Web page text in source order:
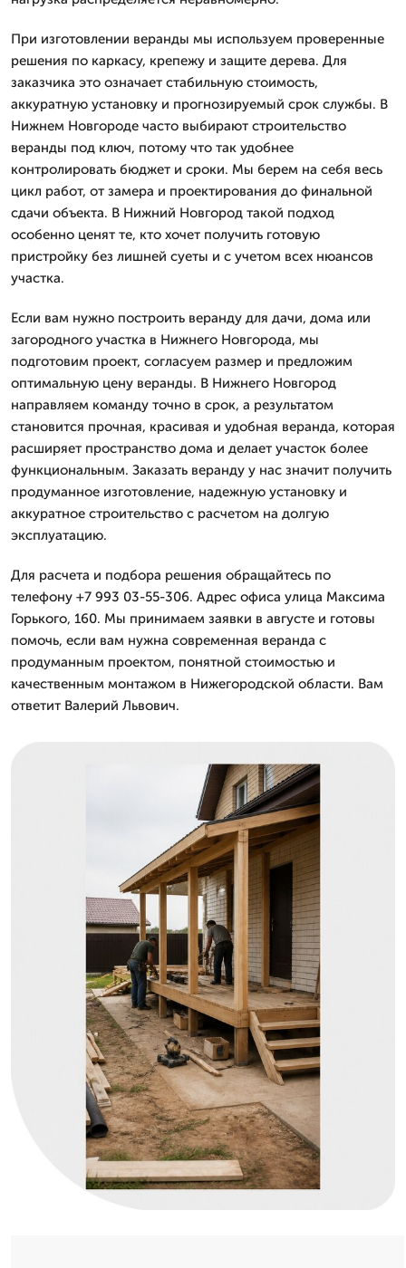
При изготовлении веранды мы используем проверенные
решения по каркасу, крепежу и защите дерева. Для
заказчика это означает стабильную стоимость,
аккуратную установку и прогнозируемый срок службы. В
Нижнем Новгороде часто выбирают строительство
веранды под ключ, потому что так удобнее
контролировать бюджет и сроки. Мы берем на себя весь
цикл работ, от замера и проектирования до финальной
сдачи объекта. В Нижний Новгород такой подход
особенно ценят те, кто хочет получить готовую
пристройку без лишней суеты и с учетом всех нюансов
участка.
Если вам нужно построить веранду для дачи, дома или
загородного участка в Нижнего Новгорода, мы
подготовим проект, согласуем размер и предложим
оптимальную цену веранды. В Нижнего Новгород
направляем команду точно в срок, а результатом
становится прочная, красивая и удобная веранда, которая
расширяет пространство дома и делает участок более
функциональным. Заказать веранду у нас значит получить
продуманное изготовление, надежную установку и
аккуратное строительство с расчетом на долгую
эксплуатацию.
Для расчета и подбора решения обращайтесь по
телефону +7 993 03-55-306. Адрес офиса улица Максима
Горького, 160. Мы принимаем заявки в августе и готовы
помочь, если вам нужна современная веранда с
продуманным проектом, понятной стоимостью и
качественным монтажом в Нижегородской области. Вам
ответит Валерий Львович.